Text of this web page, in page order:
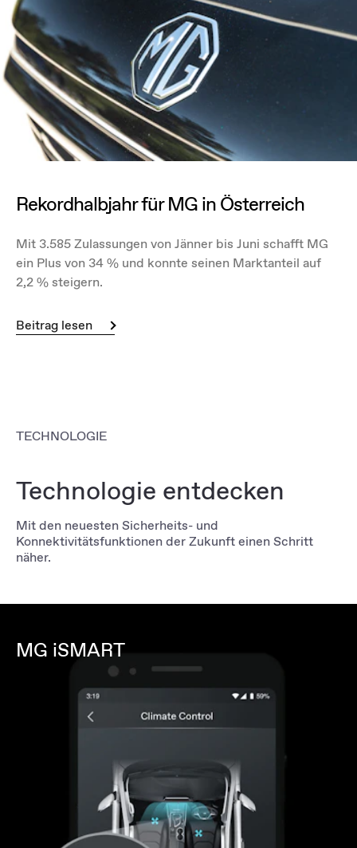
Rekordhalbjahr für MG in Österreich
Mit 3.585 Zulassungen von Jänner bis Juni schafft MG
ein Plus von 34 % und konnte seinen Marktanteil auf
2,2 % steigern.
Beitrag lesen
TECHNOLOGIE
Technologie entdecken
Mit den neuesten Sicherheits- und
Konnektivitätsfunktionen der Zukunft einen Schritt
näher.
MG iSMART